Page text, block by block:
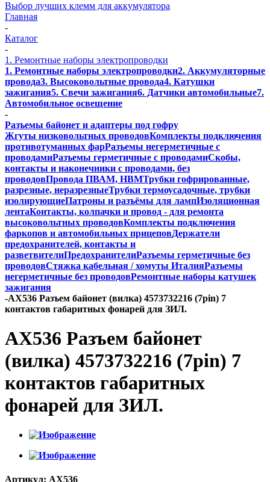
Выбор лучших клемм для аккумулятора
Главная
-
Каталог
-
1. Ремонтные наборы электропроводки
1. Ремонтные наборы электропроводки2. Аккумуляторные
провода3. Высоковольтные провода4. Катушки
зажигания5. Свечи зажигания6. Датчики автомобильные7.
Автомобильное освещение
-
Разъемы байонет и адаптеры под гофру
Жгуты низковольтных проводовКомплекты подключения
противотуманных фарРазъемы негерметичные с
проводамиРазъемы герметичные с проводамиСкобы,
контакты и наконечники с проводами, без
проводовПровода ПВАМ, НВМТрубки гофрированные,
разрезные, неразрезныеТрубки термоусадочные, трубки
изолирующиеПатроны и разъёмы для лампИзоляционная
лентаКонтакты, колпачки и провод - для ремонта
высоковольтных проводовКомплекты подключения
фаркопов и автомобильных прицеповДержатели
предохранителей, контакты и
разветвителиПредохранителиРазъемы герметичные без
проводовСтяжка кабельная / хомуты ИталияРазъемы
негерметичные без проводовРемонтные наборы катушек
зажигания
-AX536 Разъем байонет (вилка) 4573732216 (7pin) 7
контактов габаритных фонарей для ЗИЛ.
AX536 Разъем байонет
(вилка) 4573732216 (7pin) 7
контактов габаритных
фонарей для ЗИЛ.
Артикул: AX536